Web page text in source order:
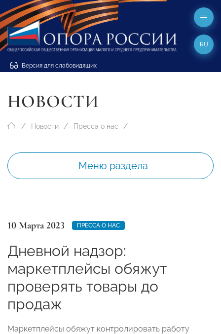
Версия для слабовидящих
RU
НОВОСТИ
Новости Пресса о нас
Меню раздела
10 Марта 2023 ПРЕССА О НАС
Дневной надзор:
маркетплейсы обяжут
проверять товары до
продаж
Маркетплейсы обяжут контролировать работу